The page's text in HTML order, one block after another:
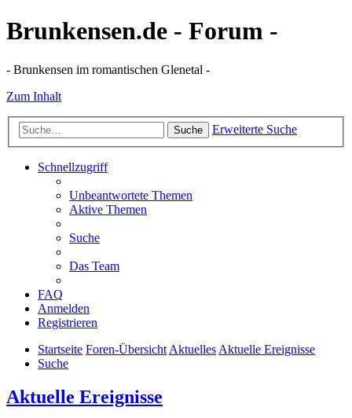
Brunkensen.de - Forum -
- Brunkensen im romantischen Glenetal -
Zum Inhalt
Suche Erweiterte Suche
Schnellzugriff
Unbeantwortete Themen
Aktive Themen
Suche
Das Team
FAQ
Anmelden
Registrieren
Startseite Foren-ÜbersichtAktuellesAktuelle Ereignisse
Suche
Aktuelle Ereignisse